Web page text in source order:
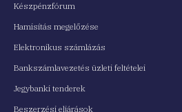
Készpénzfórum
Hamisítás megelőzése
Elektronikus számlázás
Bankszámlavezetés üzleti feltételei
Jegybanki tenderek
Beszerzési eljárások